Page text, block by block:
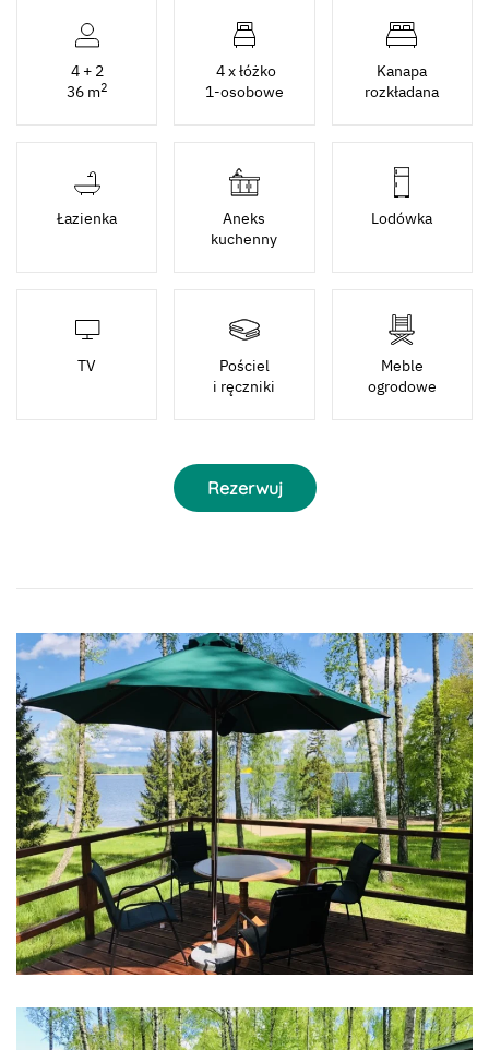
4 + 2
36 m2
4 x łóżko
1-osobowe
Kanapa
rozkładana
Łazienka
Aneks
kuchenny
Lodówka
TV
Pościel
i ręczniki
Meble
ogrodowe
Rezerwuj